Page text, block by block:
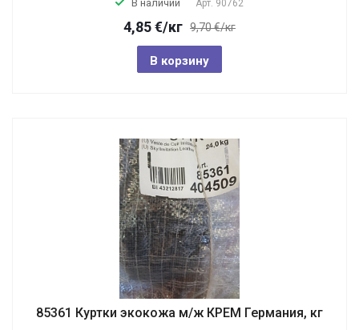
В наличии Арт. 90762
4,85€/кг 9,70 €/кг
В корзину
85361 Куртки экокожа м/ж КРЕМ Германия, кг